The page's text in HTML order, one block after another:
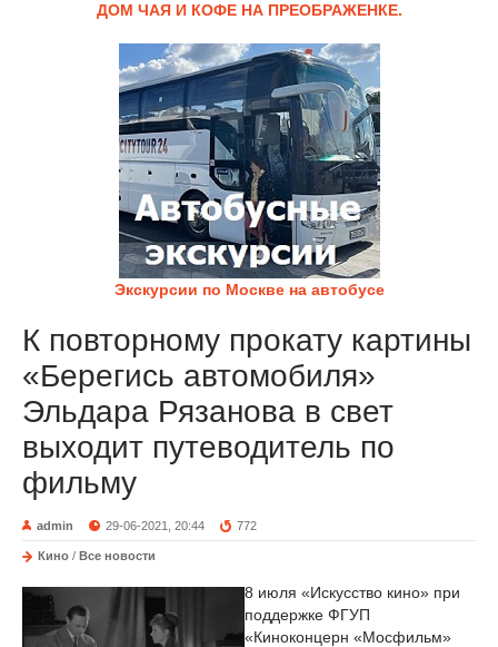
ДОМ ЧАЯ И КОФЕ НА ПРЕОБРАЖЕНКЕ.
Экскурсии по Москве на автобусе
К повторному прокату картины
«Берегись автомобиля»
Эльдара Рязанова в свет
выходит путеводитель по
фильму
admin 29-06-2021, 20:44 772
Кино / Все новости
8 июля «Искусство кино» при
поддержке ФГУП
«Киноконцерн «Мосфильм»